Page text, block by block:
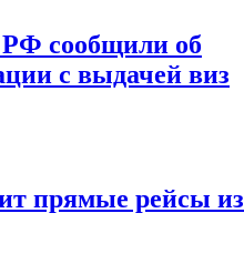
сообщили об
с выдачей виз
прямые рейсы